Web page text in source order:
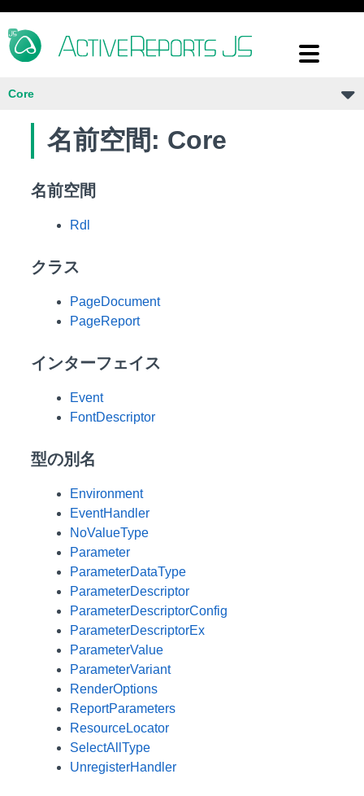
Core
名前空間: Core
名前空間
Rdl
クラス
PageDocument
PageReport
インターフェイス
Event
FontDescriptor
型の別名
Environment
EventHandler
NoValueType
Parameter
ParameterDataType
ParameterDescriptor
ParameterDescriptorConfig
ParameterDescriptorEx
ParameterValue
ParameterVariant
RenderOptions
ReportParameters
ResourceLocator
SelectAllType
UnregisterHandler